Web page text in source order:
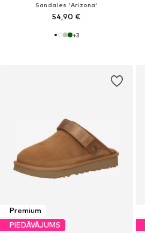
Sandales 'Arizona'
54,90 €
+3
Premium
PIEDĀVĀJUMS